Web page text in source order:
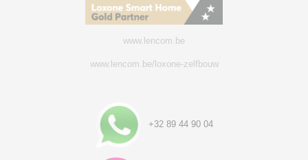
www.lencom.be
www.lencom.be/loxone-zelfbouw
+32 89 44 90 04